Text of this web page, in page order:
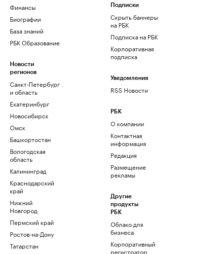
Финансы
Биографии
База знаний
РБК Образование
Новости
регионов
Санкт-Петербург
и область
Екатеринбург
Новосибирск
Омск
Башкортостан
Вологодская
область
Калининград
Краснодарский
край
Нижний
Новгород
Пермский край
Ростов-на-Дону
Татарстан
Подписки
Скрыть баннеры
на РБК
Подписка на РБК
Корпоративная
подписка
Уведомления
RSS Новости
РБК
О компании
Контактная
информация
Редакция
Размещение
рекламы
Другие
продукты
РБК
Облако для
бизнеса
Корпоративный
регистратор